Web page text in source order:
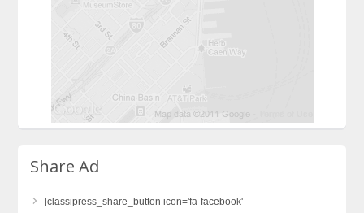
Share Ad
[classipress_share_button icon='fa-facebook'